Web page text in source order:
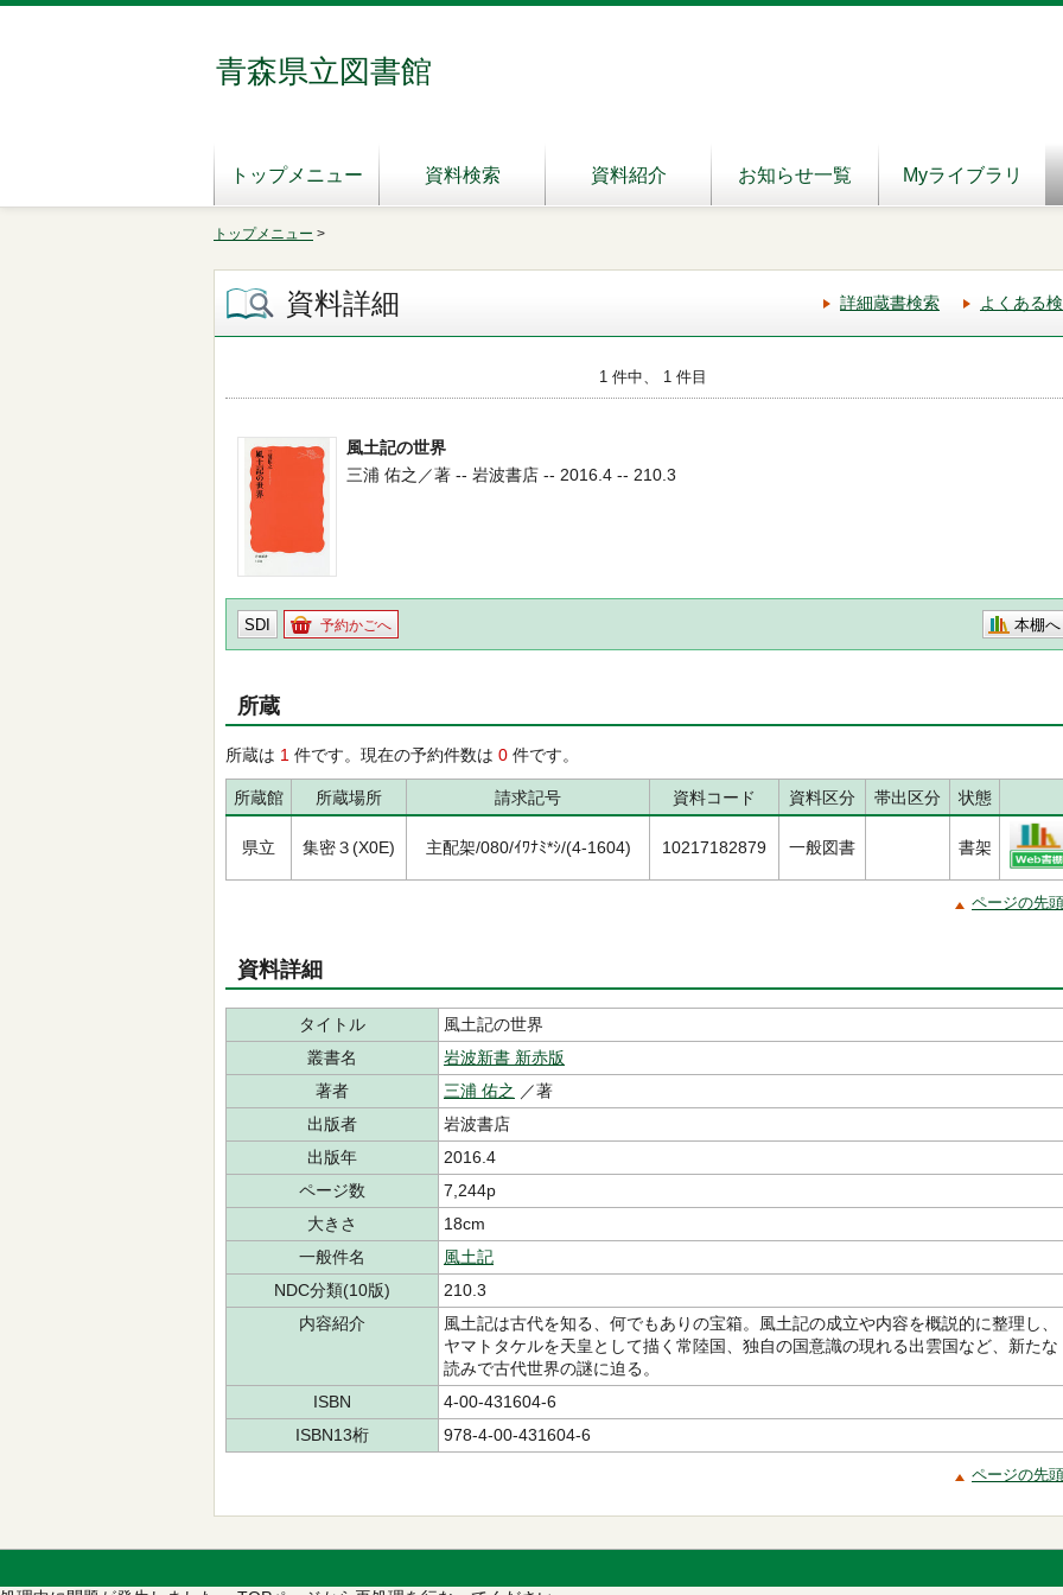
青森県立図書館
トップメニュー 資料検索 資料紹介 お知らせ一覧 Myライブラリ
トップメニュー >
資料詳細 詳細蔵書検索 よくある
1 件中、 1 件目
風土記の世界
三浦 佑之／著 -- 岩波書店 -- 2016.4 -- 210.3
SDI 予約かごへ 本棚へ
所蔵
所蔵は 1 件です。現在の予約件数は 0 件です。
所蔵館 所蔵場所 請求記号 資料コード 資料区分 帯出区分 状態
県立 集密３(X0E) 主配架/080/ｲﾜﾅﾐ*ｼ/(4-1604) 10217182879 一般図書 書架
ページの先
資料詳細
タイトル
風土記の世界
叢書名
岩波新書 新赤版
著者
三浦 佑之 ／著
出版者
岩波書店
出版年
2016.4
ページ数
7,244p
大きさ
18cm
一般件名
風土記
NDC分類(10版)
210.3
内容紹介
風土記は古代を知る、何でもありの宝箱。風土記の成立や内容を概説的に整理し、
ヤマトタケルを天皇として描く常陸国、独自の国意識の現れる出雲国など、新たな
読みで古代世界の謎に迫る。
ISBN
4-00-431604-6
ISBN13桁
978-4-00-431604-6
ページの先